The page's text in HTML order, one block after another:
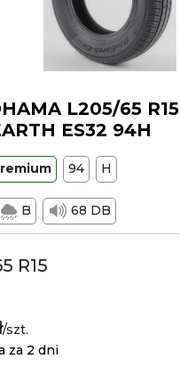
L205/65 R15
ES32 94H
94 H
B 68 DB
R15
/szt.
za 2 dni